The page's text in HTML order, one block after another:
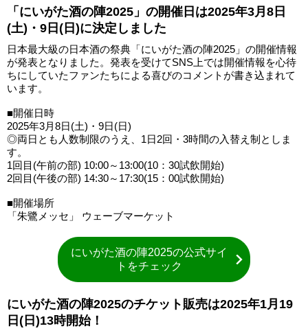
「にいがた酒の陣2025」の開催日は2025年3月8日
(土)・9日(日)に決定しました
日本最大級の日本酒の祭典「にいがた酒の陣2025」の開催情報
が発表となりました。発表を受けてSNS上では開催情報を心待
ちにしていたファンたちによる喜びのコメントが書き込まれて
います。
■開催日時
2025年3月8日(土)・9日(日)
◎両日とも人数制限のうえ、1日2回・3時間の入替え制としま
す。
1回目(午前の部) 10:00～13:00(10：30試飲開始)
2回目(午後の部) 14:30～17:30(15：00試飲開始)
■開催場所
「朱鷺メッセ」 ウェーブマーケット
にいがた酒の陣2025の公式サイ
トをチェック
にいがた酒の陣2025のチケット販売は2025年1月19
日(日)13時開始！